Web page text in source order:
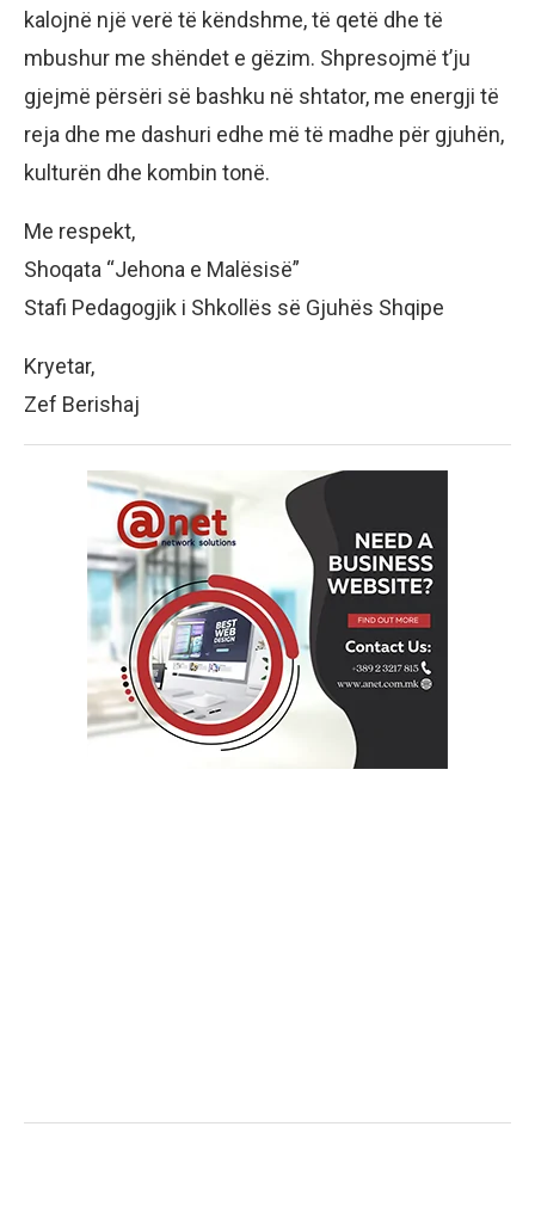
kalojnë një verë të këndshme, të qetë dhe të
mbushur me shëndet e gëzim. Shpresojmë t’ju
gjejmë përsëri së bashku në shtator, me energji të
reja dhe me dashuri edhe më të madhe për gjuhën,
kulturën dhe kombin tonë.
Me respekt,
Shoqata “Jehona e Malësisë”
Stafi Pedagogjik i Shkollës së Gjuhës Shqipe
Kryetar,
Zef Berishaj